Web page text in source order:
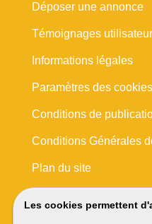
Les cookies permettent
Déposer une annonce
Témoignages
Informations légales
Paramètres des cookies
Conditions de
Conditions Générales
Plan du site